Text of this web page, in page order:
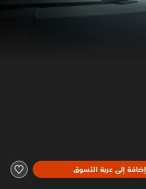
إضافة إلى عربة التسوق